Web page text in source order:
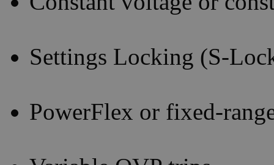
Settings Locking (S-
PowerFlex or fixed-